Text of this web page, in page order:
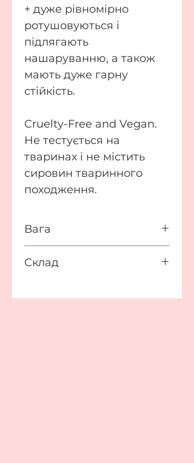
+ дуже рівномірно
ротушовуються і
підлягають
нашаруванню, а також
мають дуже гарну
стійкість.
Cruelty-Free and Vegan.
Не тестується на
тваринах і не містить
сировин тваринного
походження.
Вага
Склад
Stearate, Pentaerythrityl